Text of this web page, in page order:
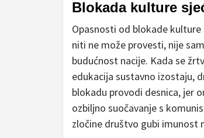
Blokada kulture
Opasnosti od blokade
niti ne može provesti, nije
budućnost nacije. Kada se
edukacija sustavno izostaju,
blokadu provodi desnica, jer
ozbiljno suočavanje s
zločine društvo gubi imunost